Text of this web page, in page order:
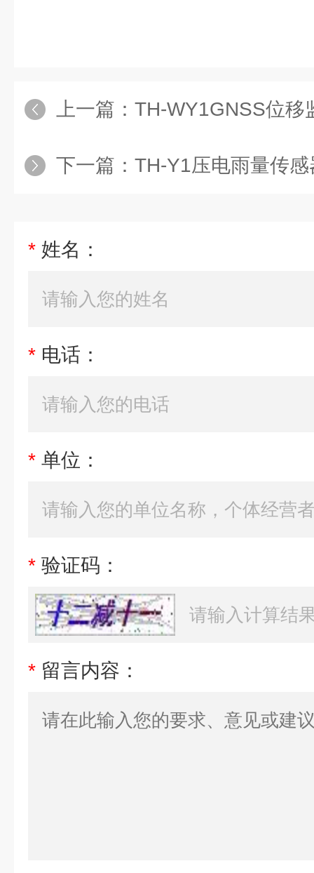
上一篇： TH-WY1GNSS位移
下一篇： TH-Y1压电雨量传
* 姓名：
* 电话：
* 单位：
* 验证码：
* 留言内容：